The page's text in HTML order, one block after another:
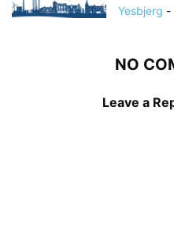
Yesbjerg -
NO
Leave a